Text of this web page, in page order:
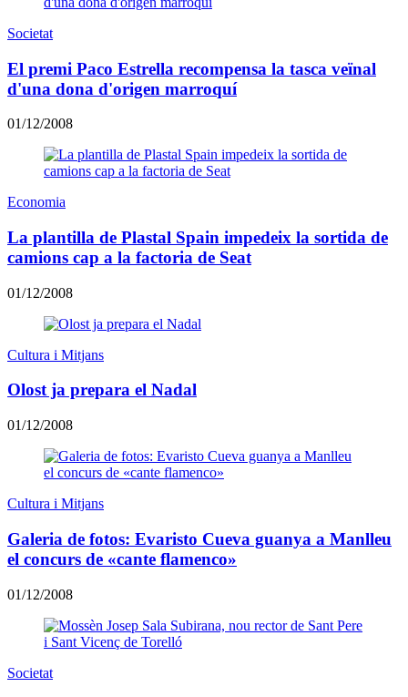
Societat
El premi Paco Estrella recompensa la tasca veïnal
d'una dona d'origen marroquí
01/12/2008
Economia
La plantilla de Plastal Spain impedeix la sortida de
camions cap a la factoria de Seat
01/12/2008
Cultura i Mitjans
Olost ja prepara el Nadal
01/12/2008
Cultura i Mitjans
Galeria de fotos: Evaristo Cueva guanya a Manlleu
el concurs de «cante flamenco»
01/12/2008
Societat